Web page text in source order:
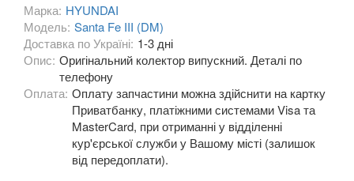
i30 I (FD)
i30 II (GDH)
i30 III (PD)
i30 N
i40 (VF)
ix35 (LM)
Марка: HYUNDAI
Модель: Santa Fe III (DM)
Доставка по Україні: 1-3 дні
Опис: Оригінальний колектор випускний. Деталі по
телефону
Оплата: Оплату запчастини можна здійснити на картку
Приватбанку, платіжними системами Visa та
MasterCard, при отриманні у відділенні
кур'єрської служби у Вашому місті (залишок
від передоплати).